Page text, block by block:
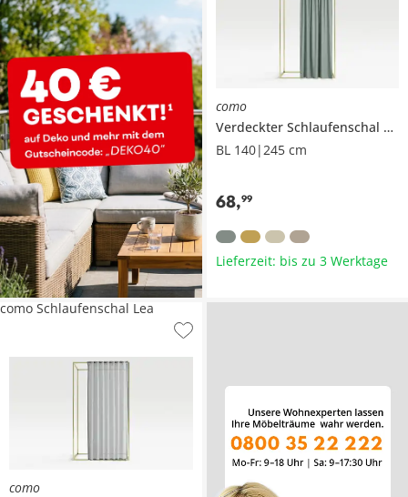
como
Verdeckter Schlaufenschal
BL 140|245 cm
68,99
Lieferzeit: bis zu 3 Werktage
como
como Schlaufenschal Lea